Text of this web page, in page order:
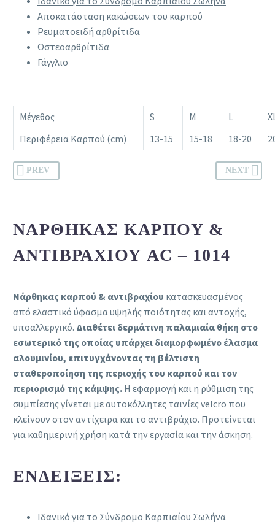
Αποκατάσταση κακώσεων του καρπού
Ρευματοειδή αρθρίτιδα
Οστεοαρθρίτιδα
Γάγγλιο
Μέγεθος S M L
Περιφέρεια Καρπού (cm)
13-15 15-18 18-20
PREV NEXT
ΝΆΡΘΗΚΑΣ ΚΑΡΠΟΎ &
ΑΝΤΙΒΡΑΧΊΟΥ AC – 1014
Νάρθηκας καρπού & αντιβραχίου κατασκευασμένος
από ελαστικό ύφασμα υψηλής ποιότητας και αντοχής,
υποαλλεργικό. Διαθέτει δερμάτινη παλαμιαία θήκη στο
εσωτερικό της οποίας υπάρχει διαμορφωμένο έλασμα
αλουμινίου, επιτυγχάνοντας τη βέλτιστη
σταθεροποίηση της περιοχής του καρπού και τον
περιορισμό της κάμψης. Η εφαρμογή και η ρύθμιση της
συμπίεσης γίνεται με αυτοκόλλητες ταινίες velcro που
κλείνουν στον αντίχειρα και το αντιβράχιο. Προτείνεται
για καθημερινή χρήση κατά την εργασία και την άσκηση.
ΕΝΔΕΊΞΕΙΣ:
Ιδανικό για το Σύνδρομο Καρπιαίου Σωλήνα